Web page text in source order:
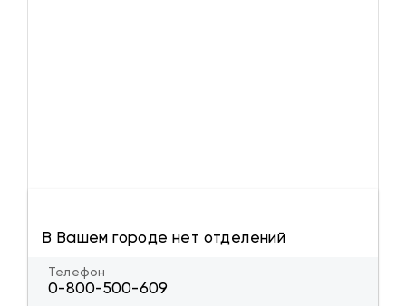
В Вашем городе нет отделений
Телефон
0-800-500-609